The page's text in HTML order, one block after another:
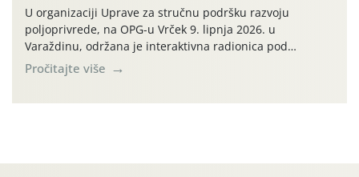
U organizaciji Uprave za stručnu podršku razvoju
poljoprivrede, na OPG-u Vrček 9. lipnja 2026. u
Varaždinu, održana je interaktivna radionica pod
nazivom “Klimatski pametne prakse u ratarstvu i
svinjogojstvu uz diversifikaciju proizvodnje”. Radionica je
Pročitajte više